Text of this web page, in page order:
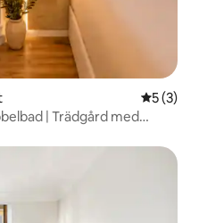
5 av 5 i
5 (3)
| Trädgård med